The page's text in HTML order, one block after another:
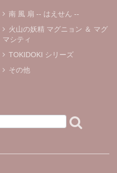
南 風 扇 -- はえせん --
火山の妖精 マグニョン ＆ マグ
マシティ
TOKIDOKI シリーズ
その他